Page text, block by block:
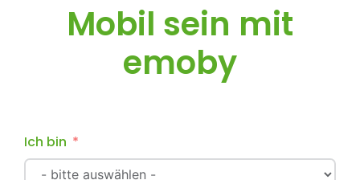
Mobil sein mit
emoby
Ich bin